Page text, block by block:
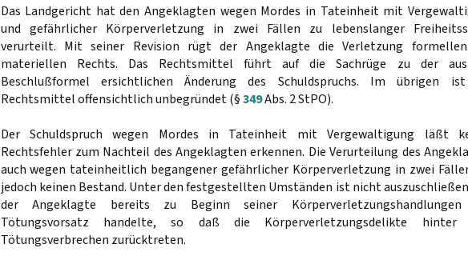
Das Landgericht hat den Angeklagten wegen Mordes in Tateinheit mit
und gefährlicher Körperverletzung in zwei Fällen zu lebenslanger
verurteilt. Mit seiner Revision rügt der Angeklagte die Verletzung
materiellen Rechts. Das Rechtsmittel führt auf die Sachrüge zu der
Beschlußformel ersichtlichen Änderung des Schuldspruchs. Im übrigen
Rechtsmittel offensichtlich unbegründet (§349Abs. 2 StPO).
Der Schuldspruch wegen Mordes in Tateinheit mit Vergewaltigung läßt
Rechtsfehler zum Nachteil des Angeklagten erkennen. Die Verurteilung des
auch wegen tateinheitlich begangener gefährlicher Körperverletzung in zwei
jedoch keinen Bestand. Unter den festgestellten Umständen ist nicht
der Angeklagte bereits zu Beginn seiner
Tötungsvorsatz handelte, so daß die Körperverletzungsdelikte hinter
Tötungsverbrechen zurücktreten.